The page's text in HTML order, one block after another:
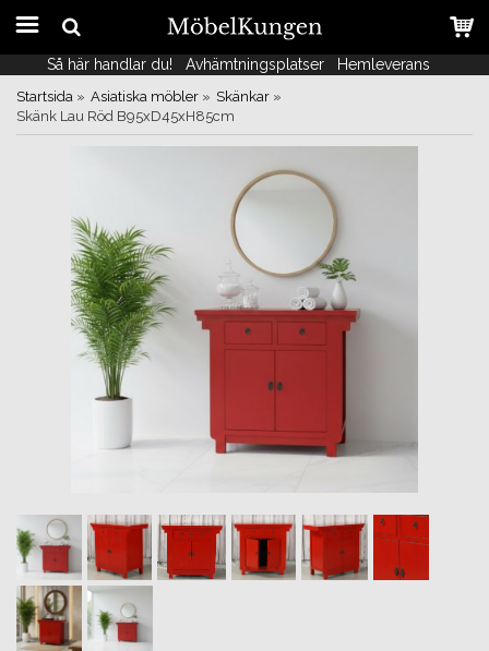
Så här handlar du! Avhämtningsplatser Hemleverans
Så här handlar du! Avhämtningsplatser Hemleverans
Startsida » Asiatiska möbler » Skänkar »
Skänk Lau Röd B95xD45xH85cm